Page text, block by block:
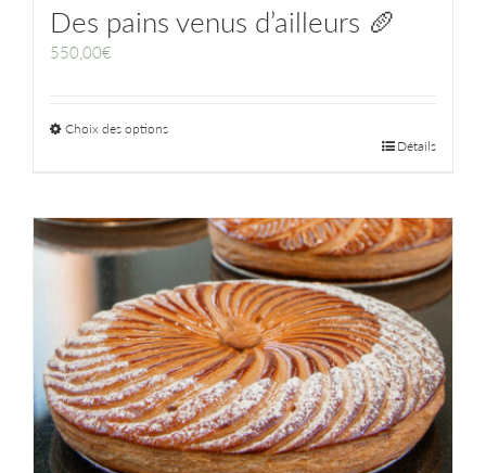
Des pains venus d’ailleurs 🥖
550,00€
Choix des options
Détails